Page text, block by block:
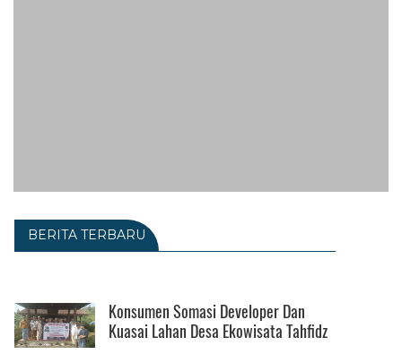
BERITA TERBARU
Konsumen Somasi Developer Dan
Kuasai Lahan Desa Ekowisata Tahfidz